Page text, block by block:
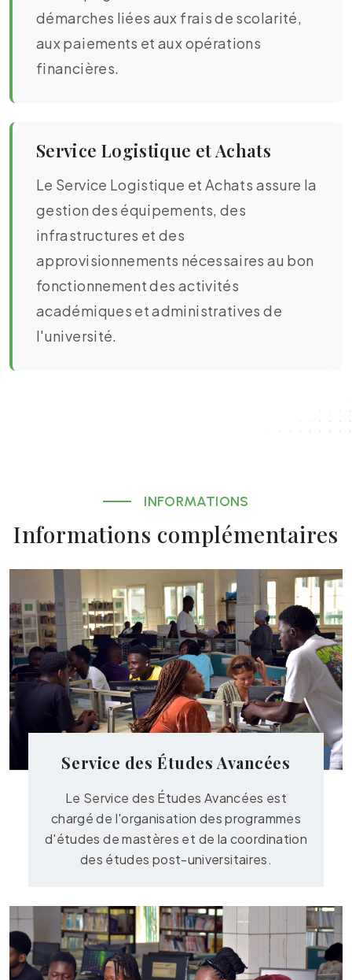
démarches liées aux frais de scolarité,
aux paiements et aux opérations
financières.
Service Logistique et Achats
Le Service Logistique et Achats assure la
gestion des équipements, des
infrastructures et des
approvisionnements nécessaires au bon
fonctionnement des activités
académiques et administratives de
l'université.
INFORMATIONS
Informations complémentaires
Service des Études Avancées
Le Service des Études Avancées est
chargé de l'organisation des programmes
d'études de mastères et de la coordination
des études post-universitaires.